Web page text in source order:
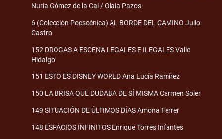
Nuria Gómez de la Cal / Olaia Pazos
6 (Colección Poescénica) AL BORDE DEL CAMINO Julio
Castro
152 DROGAS A ESCENA LEGALES E ILEGALES Valle
Hidalgo
151 ESTO ES DISNEY WORLD Ana Lucía Ramírez
150 LA BRISA QUE DUDABA DE SÍ MISMA Carmen Soler
149 SITUACIÓN DE ÚLTIMOS DÍAS Amona Ferrer
148 ESPACIOS INFINITOS Enrique Torres Infantes